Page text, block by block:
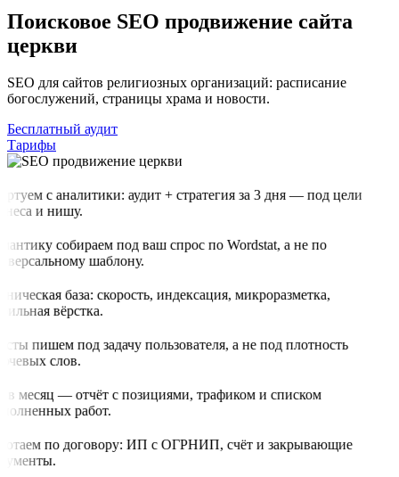
Поисковое SEO продвижение сайта
церкви
SEO для сайтов религиозных организаций: расписание
богослужений, страницы храма и новости.
Бесплатный аудит
Тарифы
с аналитики: аудит + стратегия за 3 дня — под цели
и нишу.
собираем под ваш спрос по Wordstat, а не по
шаблону.
база: скорость, индексация, микроразметка,
вёрстка.
пишем под задачу пользователя, а не под плотность
слов.
в месяц — отчёт с позициями, трафиком и списком
работ.
по договору: ИП с ОГРНИП, счёт и закрывающие